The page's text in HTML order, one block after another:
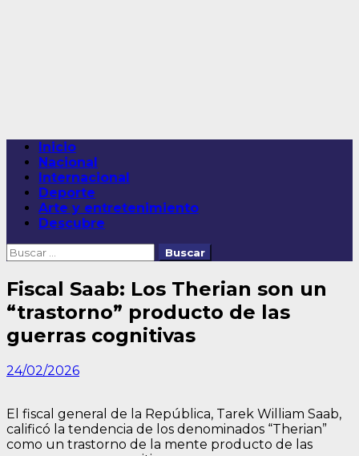
Menú
principal
Inicio
Nacional
Internacional
Deporte
Arte y entretenimiento
Descubre
Buscar:
Fiscal Saab: Los Therian son un
“trastorno” producto de las
guerras cognitivas
24/02/2026
El fiscal general de la República, Tarek William Saab,
calificó la tendencia de los denominados “Therian”
como un trastorno de la mente producto de las